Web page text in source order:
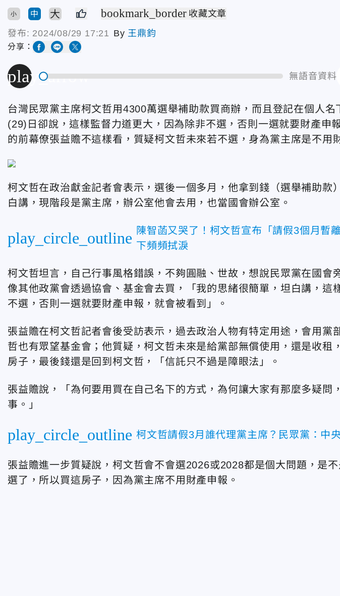
小 中 大 bookmark_border 收藏文章
發布: 2024/08/29 17:21 By 王鼎鈞
分享：
play_arrow 無語音資料
台灣民眾黨主席柯文哲用4300萬選舉補助款買商辦，而且登記在個人名
(29)日卻說，這樣監督力道更大，因為除非不選，否則一選就要財產申
的前幕僚張益贍不這樣看，質疑柯文哲未來若不選，身為黨主席是不用
柯文哲在政治獻金記者會表示，選後一個多月，他拿到錢（選舉補助款
白講，現階段是黨主席，辦公室他會去用，也當國會辦公室。
play_circle_outline 陳智菡又哭了！柯文哲宣布「請假3個月
下頻頻拭淚
柯文哲坦言，自己行事風格錯誤，不夠圓融、世故，想說民眾黨在國會
像其他政黨會透過協會、基金會去買，「我的思緒很簡單，坦白講，這
不選，否則一選就要財產申報，就會被看到」。
張益贍在柯文哲記者會後受訪表示，過去政治人物有特定用途，會用黨
哲也有眾望基金會；他質疑，柯文哲未來是給黨部無償使用，還是收租
房子，最後錢還是回到柯文哲，「信託只不過是障眼法」。
張益贍說，「為何要用買在自己名下的方式，為何讓大家有那麼多疑問
事。」
play_circle_outline 柯文哲請假3月誰代理黨主席？民眾黨：中
張益贍進一步質疑說，柯文哲會不會選2026或2028都是個大問題，是
選了，所以買這房子，因為黨主席不用財產申報。